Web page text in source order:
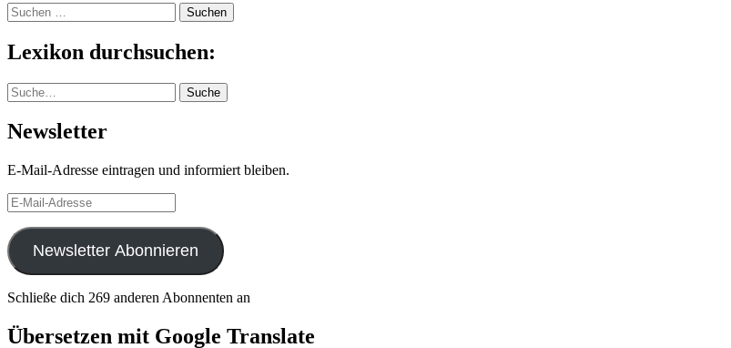
Suchen
nach:
Lexikon durchsuchen:
Suche Suche
Newsletter
E-Mail-Adresse eintragen und informiert bleiben.
E-
Mail-
Adresse
Newsletter Abonnieren
Schließe dich 269 anderen Abonnenten an
Übersetzen mit Google Translate